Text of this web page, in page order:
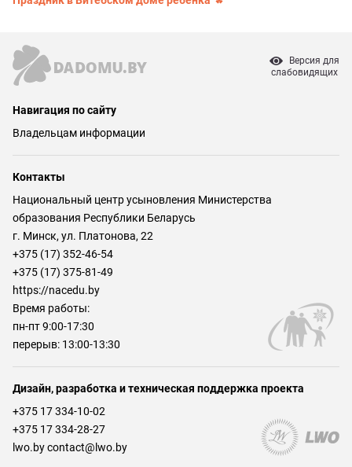
Версия для
слабовидящих
Навигация по сайту
Владельцам информации
Контакты
Национальный центр усыновления Министерства
образования Республики Беларусь
г. Минск, ул. Платонова, 22
+375 (17) 352-46-54
+375 (17) 375-81-49
https://nacedu.by
Время работы:
пн-пт 9:00-17:30
перерыв: 13:00-13:30
Дизайн, разработка и техническая поддержка проекта
+375 17 334-10-02
+375 17 334-28-27
lwo.by contact@lwo.by